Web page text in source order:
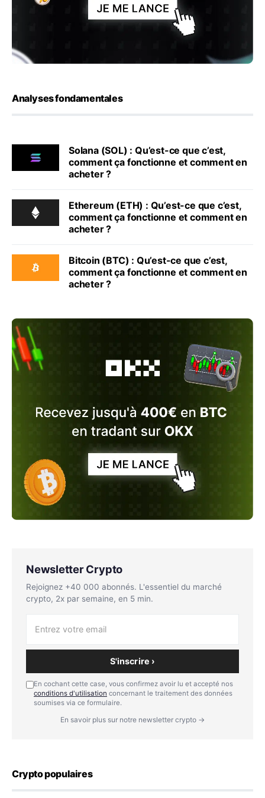
Analyses fondamentales
Solana (SOL) : Qu’est-ce que c’est,
comment ça fonctionne et comment en
acheter ?
Ethereum (ETH) : Qu’est-ce que c’est,
comment ça fonctionne et comment en
acheter ?
Bitcoin (BTC) : Qu’est-ce que c’est,
comment ça fonctionne et comment en
acheter ?
Newsletter Crypto
Rejoignez +40 000 abonnés. L'essentiel du marché
crypto, 2x par semaine, en 5 min.
S'inscrire ›
En cochant cette case, vous confirmez avoir lu et accepté nos
conditions d'utilisation concernant le traitement des données
soumises via ce formulaire.
En savoir plus sur notre newsletter crypto →
Crypto populaires